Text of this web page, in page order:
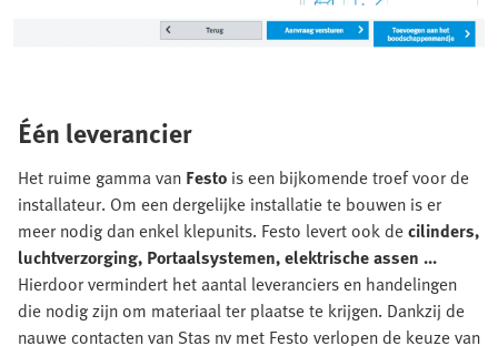
Één leverancier
Het ruime gamma van Festo is een bijkomende troef voor de
installateur. Om een dergelijke installatie te bouwen is er
meer nodig dan enkel klepunits. Festo levert ook decilinders,
luchtverzorging, Portaalsystemen, elektrische assen ...
Hierdoor vermindert het aantal leveranciers en handelingen
die nodig zijn om materiaal ter plaatse te krijgen. Dankzij de
nauwe contacten van Stas nv met Festo verlopen de keuze van